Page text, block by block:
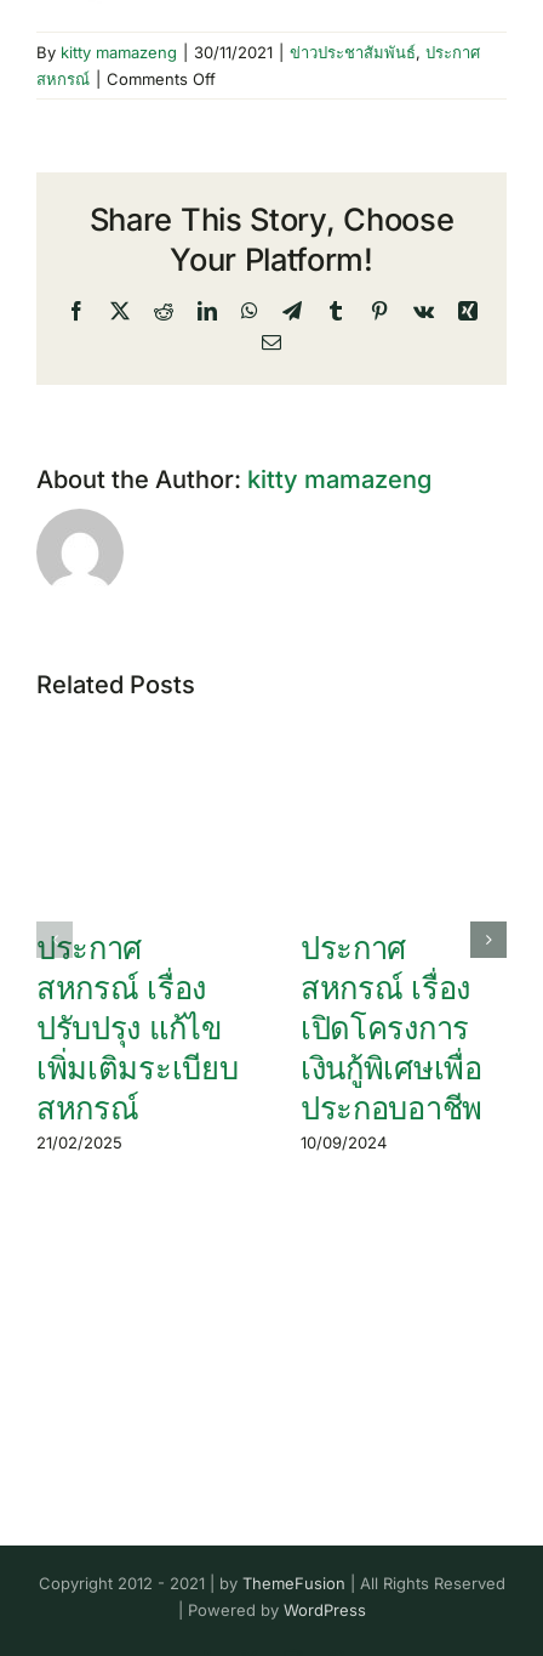
By kitty mamazeng 30/11/2021 ข่าวประชาสัมพันธ์, ประกาศ
สหกรณ์
Comments Offon
ประกาศ
ราย
ชื่อ
ผู้
รับ
กรรมการ
Share This Story, Choose
Your Platform!
Facebook
X RedditLinkedInWhatsApp
TelegramTumblrPinterest
Vk
Xing
Email
About the Author: kitty mamazeng
Related Posts
ประกาศ
สหกรณ์ เรื่อง
ปรับปรุง แก้ไข
เพิ่มเติมระเบียบ
สหกรณ์
21/02/2025
ประกาศ
สหกรณ์ เรื่อง
เปิดโครงการ
เงินกู้พิเศษเพื่อ
ประกอบอาชีพ
10/09/2024
Copyright 2012 - 2021 | by ThemeFusion | All Rights Reserved
| Powered by WordPress